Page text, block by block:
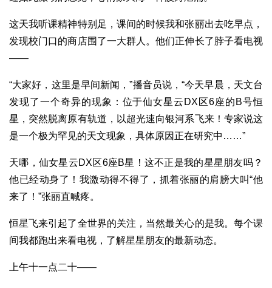
这天我听课精神特别足，课间的时候我和张丽出去吃早点，
发现校门口的商店围了一大群人。他们正伸长了脖子看电视
——
“大家好，这里是早间新闻，”播音员说，“今天早晨，天文台
发现了一个奇异的现象：位于仙女星云DX区6座的B号恒
星，突然脱离原有轨道，以超光速向银河系飞来！专家说这
是一个极为罕见的天文现象，具体原因正在研究中……”
天哪，仙女星云DX区6座B星！这不正是我的星星朋友吗？
他已经动身了！我激动得不得了，抓着张丽的肩膀大叫“他
来了！”张丽直喊疼。
恒星飞来引起了全世界的关注，当然最关心的是我。每个课
间我都跑出来看电视，了解星星朋友的最新动态。
上午十一点二十——